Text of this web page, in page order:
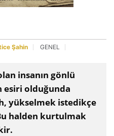
Şahin GENEL
insanın gönlü
esiri olduğunda
yükselmek istedikçe
halden kurtulmak